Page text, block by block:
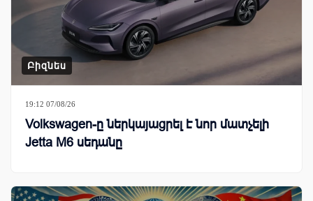
Բիզնես
19:12 07/08/26
Volkswagen-ը ներկայացրել է նոր մատչելի
Jetta M6 սեդանը